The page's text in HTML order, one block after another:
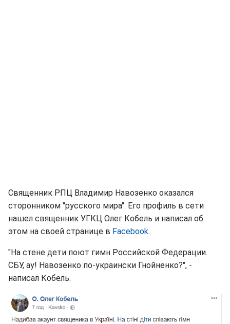
Священник РПЦ Владимир Навозенко оказался
сторонником "русского мира". Его профиль в сети
нашел священник УГКЦ Олег Кобель и написал об
этом на своей странице в Facebook.
"На стене дети поют гимн Российской Федерации.
СБУ, ау! Навозенко по-украински Гнойненко?", -
написал Кобель.